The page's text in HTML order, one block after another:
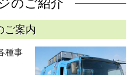
ご案内
種事